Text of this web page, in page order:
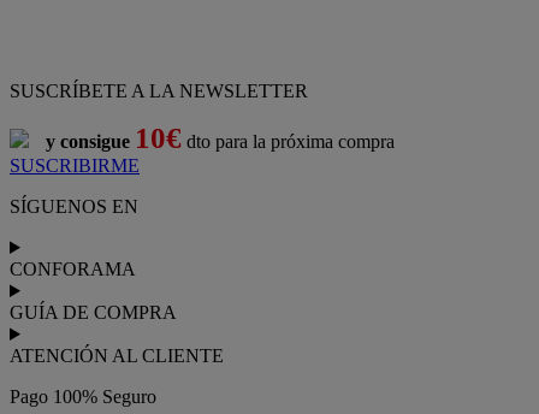
SUSCRÍBETE A LA NEWSLETTER
y consigue 10€ dto para la próxima compra
SUSCRIBIRME
SÍGUENOS EN
CONFORAMA
GUÍA DE COMPRA
ATENCIÓN AL CLIENTE
Pago 100% Seguro